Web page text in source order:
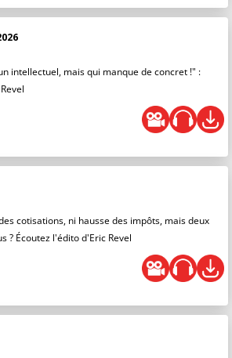
intellectuel, mais qui manque de concret !" :
cotisations, ni hausse des impôts, mais deux
? Écoutez l'édito d'Eric Revel